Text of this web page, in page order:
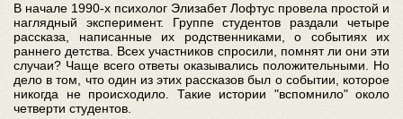
В начале 1990-х психолог Элизабет Лофтус провела простой и
наглядный эксперимент. Группе студентов раздали четыре
рассказа, написанные их родственниками, о событиях их
раннего детства. Всех участников спросили, помнят ли они эти
случаи? Чаще всего ответы оказывались положительными. Но
дело в том, что один из этих рассказов был о событии, которое
никогда не происходило. Такие истории "вспомнило" около
четверти студентов.